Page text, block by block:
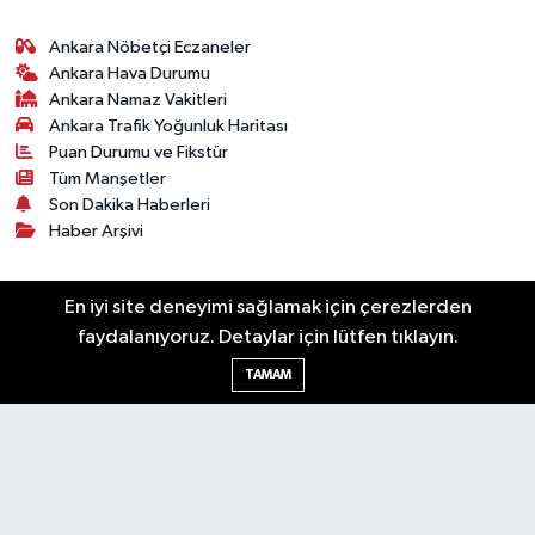
Ankara Nöbetçi Eczaneler
Ankara Hava Durumu
Ankara Namaz Vakitleri
Ankara Trafik Yoğunluk Haritası
Puan Durumu ve Fikstür
Tüm Manşetler
Son Dakika Haberleri
Haber Arşivi
Künye Ekonomi Gündem Yazarlar
Spor
Sonsöz Özel
En iyi site deneyimi sağlamak için çerezlerden
faydalanıyoruz. Detaylar için lütfen tıklayın.
TAMAM